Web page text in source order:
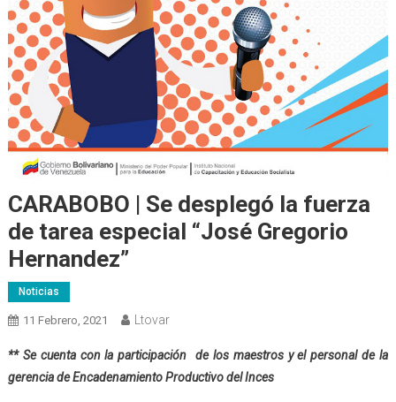
CARABOBO | Se desplegó la fuerza
de tarea especial “José Gregorio
Hernandez”
Noticias
11 Febrero, 2021 Ltovar
** Se cuenta con la participación de los maestros y el personal de la
gerencia de Encadenamiento Productivo del Inces